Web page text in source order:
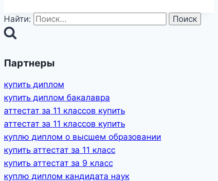
Найти:
Партнеры
купить диплом
купить диплом бакалавра
аттестат за 11 классов купить
аттестат за 11 классов купить
куплю диплом о высшем образовании
купить аттестат за 11 класс
купить аттестат за 9 класс
куплю диплом кандидата наук